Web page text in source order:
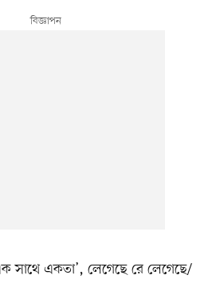
সাথে একতা’, লেগেছে রে লেগেছে/